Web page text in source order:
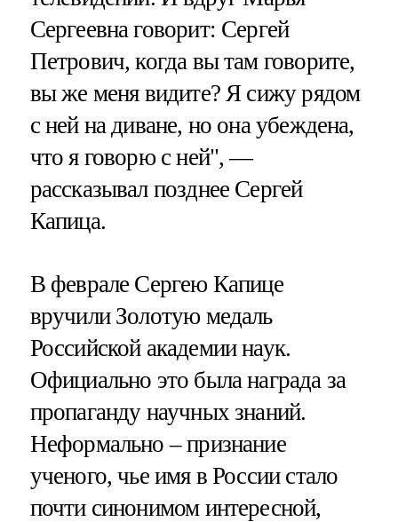
Сергеевна говорит: Сергей
Петрович, когда вы там говорите,
вы же меня видите? Я сижу рядом
с ней на диване, но она убеждена,
что я говорю с ней", —
рассказывал позднее Сергей
Капица.
В феврале Сергею Капице
вручили Золотую медаль
Российской академии наук.
Официально это была награда за
пропаганду научных знаний.
Неформально – признание
ученого, чье имя в России стало
почти синонимом интересной,